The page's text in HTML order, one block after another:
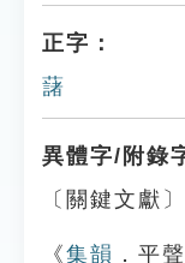
正字：
藷
異體字/附錄
〔關鍵文獻〕
《集韻 ．平